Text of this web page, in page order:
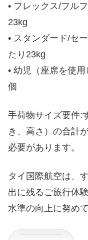
• フレックス/フル
23kg
• スタンダード/セ
たり23kg
• 幼児（座席を使
個
手荷物サイズ要件:
き、高さ）の合計
必要があります。
タイ国際航空は、
出に残るご旅行体
水準の向上に努め